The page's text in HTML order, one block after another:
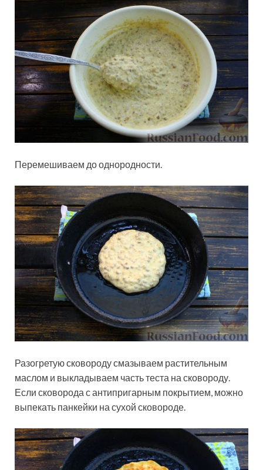
Перемешиваем до однородности.
Разогретую сковороду смазываем растительным
маслом и выкладываем часть теста на сковороду.
Если сковорода с антипригарным покрытием, можно
выпекать панкейки на сухой сковороде.